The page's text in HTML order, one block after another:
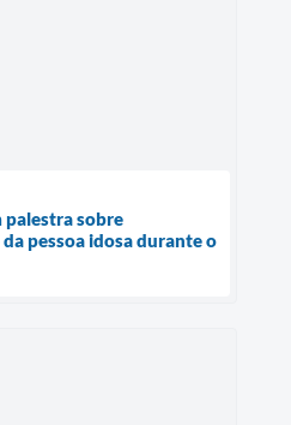
palestra sobre
pessoa idosa durante o